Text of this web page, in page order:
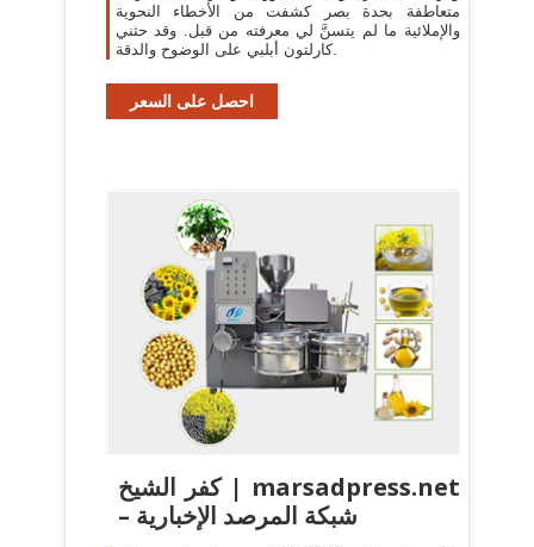
متعاطفة بحدة بصر كشفت من الأخطاء النحوية
والإملائية ما لم يتسنَّ لي معرفته من قبل. وقد حثني
كارلتون أبلبي على الوضوح والدقة.
احصل على السعر
كفر الشيخ | marsadpress.net
– شبكة المرصد الإخبارية